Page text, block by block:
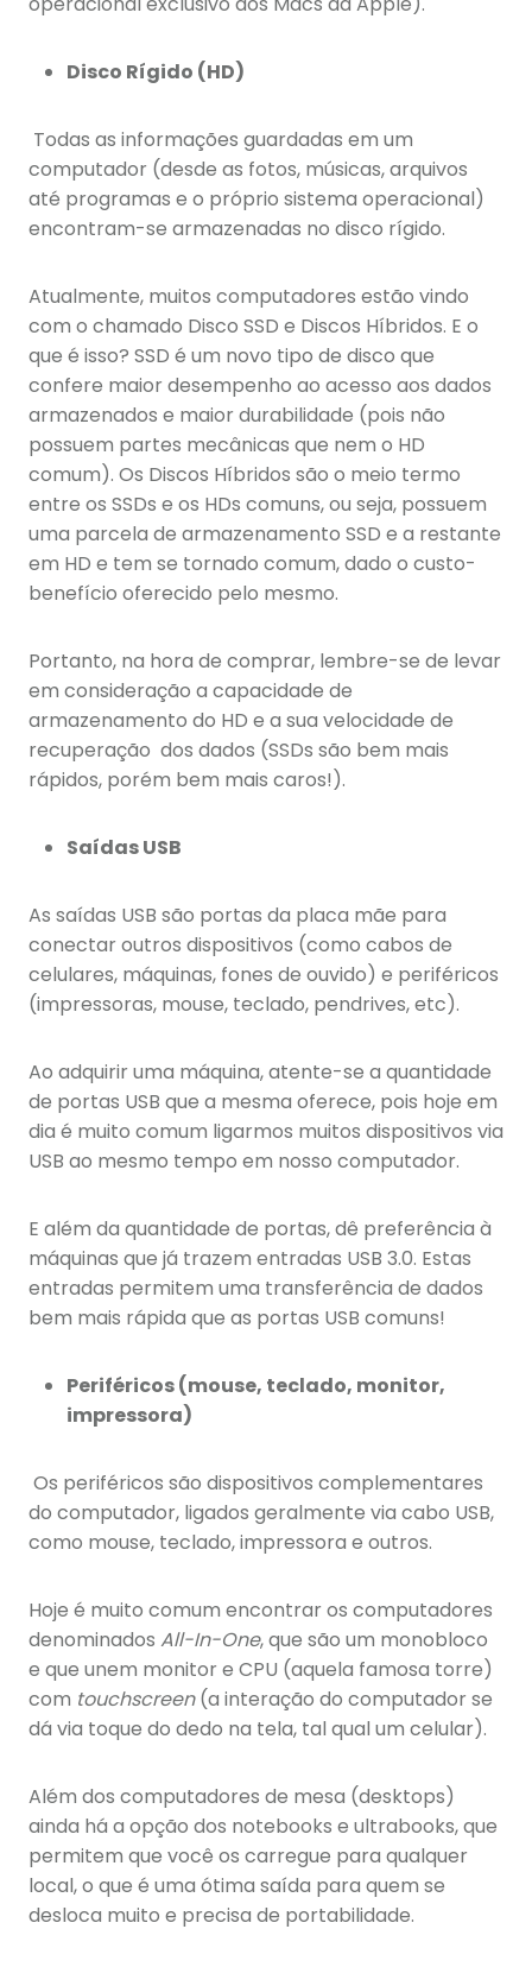
Disco Rígido (HD)
Todas as informações guardadas em um
computador (desde as fotos, músicas, arquivos
até programas e o próprio sistema operacional)
encontram-se armazenadas no disco rígido.
Atualmente, muitos computadores estão vindo
com o chamado Disco SSD e Discos Híbridos. E o
que é isso? SSD é um novo tipo de disco que
confere maior desempenho ao acesso aos dados
armazenados e maior durabilidade (pois não
possuem partes mecânicas que nem o HD
comum). Os Discos Híbridos são o meio termo
entre os SSDs e os HDs comuns, ou seja, possuem
uma parcela de armazenamento SSD e a restante
em HD e tem se tornado comum, dado o custo-
benefício oferecido pelo mesmo.
Portanto, na hora de comprar, lembre-se de levar
em consideração a capacidade de
armazenamento do HD e a sua velocidade de
recuperação dos dados (SSDs são bem mais
rápidos, porém bem mais caros!).
Saídas USB
As saídas USB são portas da placa mãe para
conectar outros dispositivos (como cabos de
celulares, máquinas, fones de ouvido) e periféricos
(impressoras, mouse, teclado, pendrives, etc).
Ao adquirir uma máquina, atente-se a quantidade
de portas USB que a mesma oferece, pois hoje em
dia é muito comum ligarmos muitos dispositivos via
USB ao mesmo tempo em nosso computador.
E além da quantidade de portas, dê preferência à
máquinas que já trazem entradas USB 3.0. Estas
entradas permitem uma transferência de dados
bem mais rápida que as portas USB comuns!
Periféricos (mouse, teclado, monitor,
impressora)
Os periféricos são dispositivos complementares
do computador, ligados geralmente via cabo USB,
como mouse, teclado, impressora e outros.
Hoje é muito comum encontrar os computadores
denominados All-In-One, que são um monobloco
e que unem monitor e CPU (aquela famosa torre)
com touchscreen(a interação do computador se
dá via toque do dedo na tela, tal qual um celular).
Além dos computadores de mesa (desktops)
ainda há a opção dos notebooks e ultrabooks, que
permitem que você os carregue para qualquer
local, o que é uma ótima saída para quem se
desloca muito e precisa de portabilidade.